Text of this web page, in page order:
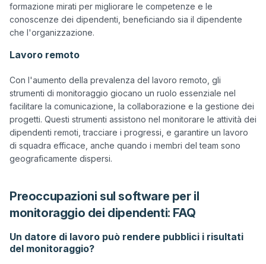
formazione mirati per migliorare le competenze e le
conoscenze dei dipendenti, beneficiando sia il dipendente
Lavoro remoto
Con l'aumento della prevalenza del lavoro remoto, gli
strumenti di monitoraggio giocano un ruolo essenziale nel
facilitare la comunicazione, la collaborazione e la gestione dei
progetti. Questi strumenti assistono nel monitorare le attività dei
dipendenti remoti, tracciare i progressi, e garantire un lavoro
di squadra efficace, anche quando i membri del team sono
Preoccupazioni sul software per il
monitoraggio dei dipendenti: FAQ
Un datore di lavoro può rendere pubblici i risultati
del monitoraggio?